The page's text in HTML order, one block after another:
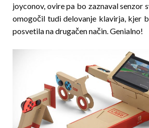
joyconov, ovire pa bo zaznaval senzor
omogočil tudi delovanje klavirja, kjer
posvetila na drugačen način. Genialno!